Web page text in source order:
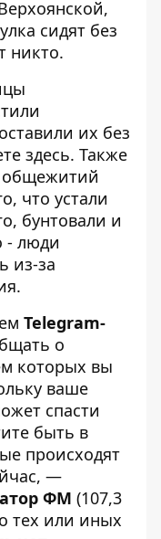
сидят без
никто.
их без
здесь. Также
что устали
бунтовали и
- люди
из-за
.
Telegram-
о
которых вы
ваше
спасти
быть в
происходят
—
ФМ (107,3
тех или иных